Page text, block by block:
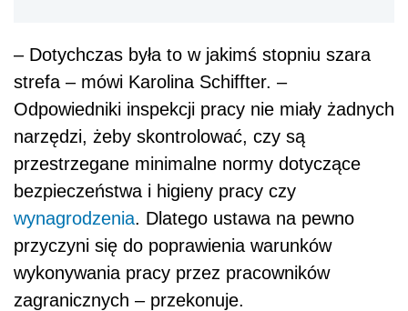
– Dotychczas była to w jakimś stopniu szara
strefa – mówi Karolina Schiffter. –
Odpowiedniki inspekcji pracy nie miały żadnych
narzędzi, żeby skontrolować, czy są
przestrzegane minimalne normy dotyczące
bezpieczeństwa i higieny pracy czy
wynagrodzenia. Dlatego ustawa na pewno
przyczyni się do poprawienia warunków
wykonywania pracy przez pracowników
zagranicznych – przekonuje.